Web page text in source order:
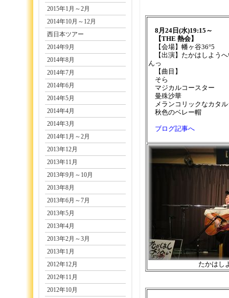
8月24日(水)19:15～
【THE 熱会】
【会場】幡ヶ谷36°5
【出演】たかはしよう
んっ
【曲目】
そら
マジカルコースター
曼殊沙華
メランコリックなカタル
秋色のベレー帽
ブログ記事へ
たかはし
2015年1月～2月
2014年10月～12月
西日本ツアー
2014年9月
2014年8月
2014年7月
2014年6月
2014年5月
2014年4月
2014年3月
2014年1月～2月
2013年12月
2013年11月
2013年9月～10月
2013年8月
2013年6月～7月
2013年5月
2013年4月
2013年2月～3月
2013年1月
2012年12月
2012年11月
2012年10月